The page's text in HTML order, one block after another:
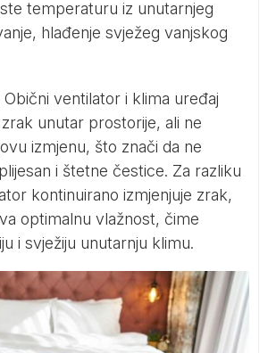
temperaturu iz unutarnjeg
hlađenje svježeg vanjskog
Obični ventilator i klima uređaj
unutar prostorije, ali ne
izmjenu, što znači da ne
i štetne čestice. Za razliku
kontinuirano izmjenjuje zrak,
optimalnu vlažnost, čime
i svježiju unutarnju klimu.